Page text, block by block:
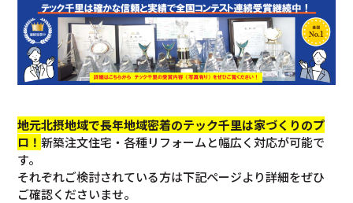
地元北摂地域で長年地域密着のテック千里は家づくりのプ
ロ！新築注文住宅・各種リフォームと幅広く対応が可能で
す。
それぞれご検討されている方は下記ページより詳細をぜひ
ご確認くださいませ。